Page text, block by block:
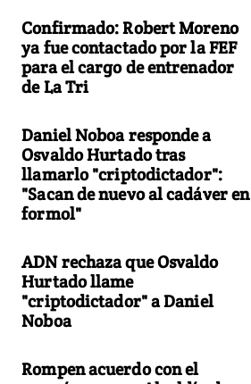
Confirmado: Robert Moreno
ya fue contactado por la FEF
para el cargo de entrenador
de La Tri
Daniel Noboa responde a
Osvaldo Hurtado tras
llamarlo "criptodictador":
"Sacan de nuevo al cadáver en
formol"
ADN rechaza que Osvaldo
Hurtado llame
"criptodictador" a Daniel
Noboa
Rompen acuerdo con el